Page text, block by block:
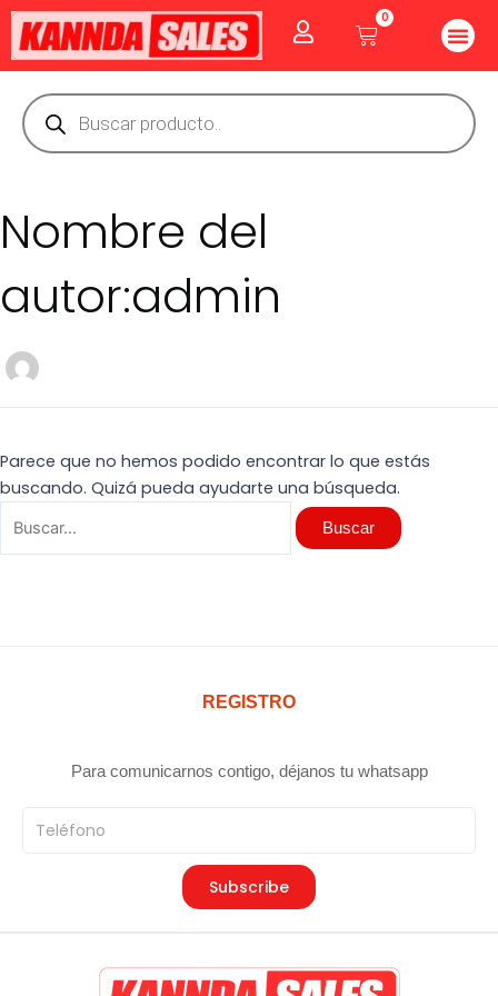
contenido
0
Cart
Búsqueda
de
productos
Nombre del
autor:admin
Parece que no hemos podido encontrar lo que estás
buscando. Quizá pueda ayudarte una búsqueda.
Buscar
por:
REGISTRO
Para comunicarnos contigo, déjanos tu whatsapp
Teléfono
Subscribe